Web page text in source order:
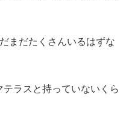
まだたくさんいるはずな
ラスと持っていないくら